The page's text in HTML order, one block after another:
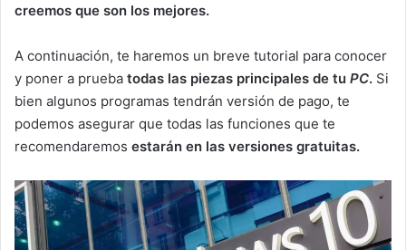
creemos que son los mejores.
A continuación, te haremos un breve tutorial para conocer
y poner a prueba todas las piezas principales de tu PC. Si
bien algunos programas tendrán versión de pago, te
podemos asegurar que todas las funciones que te
recomendaremos estarán en las versiones gratuitas.